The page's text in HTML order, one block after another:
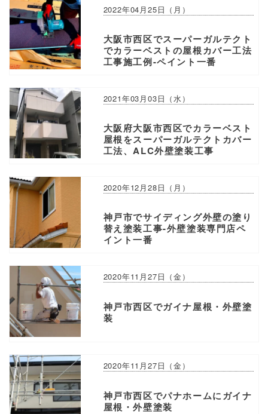
2022年04月25日（月）
大阪市西区でスーパーガルテクト
でカラーベストの屋根カバー工法
工事施工例-ペイント一番
2021年03月03日（水）
大阪府大阪市西区でカラーベスト
屋根をスーパーガルテクトカバー
工法、ALC外壁塗装工事
2020年12月28日（月）
神戸市でサイディング外壁の塗り
替え塗装工事-外壁塗装専門店ペ
イント一番
2020年11月27日（金）
神戸市西区でガイナ屋根・外壁塗
装
2020年11月27日（金）
神戸市西区でパナホームにガイナ
屋根・外壁塗装